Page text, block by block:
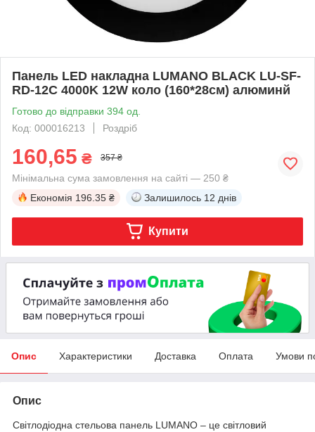
Панель LED накладна LUMANO BLACK LU-SF-
RD-12C 4000K 12W коло (160*28см) алюминй
Готово до відправки 394 од.
Код: 000016213
Роздріб
160,65 ₴ 357 ₴
Мінімальна сума замовлення на сайті — 250 ₴
Економія 196.35 ₴ Залишилось 12 днів
Купити
Опис Характеристики Доставка Оплата Умови
Опис
Світлодіодна стельова панель LUMANO – це світловий